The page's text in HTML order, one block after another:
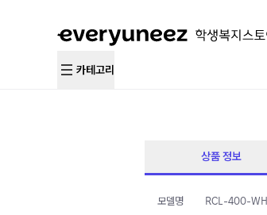
카테고리
상품 정보
모델명 RCL-400-WH